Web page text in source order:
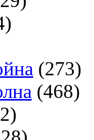
(273)
(468)